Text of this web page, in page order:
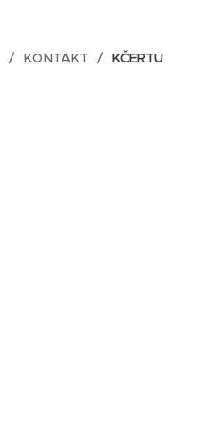
KONTAKT KČERTU